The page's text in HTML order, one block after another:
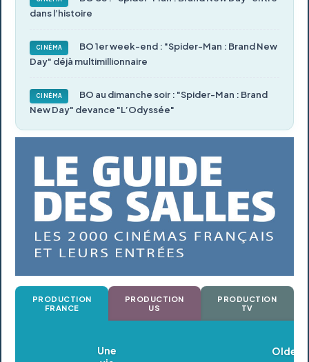
dans l’histoire
CINÉMA
BO 1er week-end : "Spider-Man : Brand New
Day" déjà multimillionnaire
CINÉMA
BO au dimanche soir : "Spider-Man : Brand
New Day" devance "L’Odyssée"
PRODUCTION
FRANCE
PRODUCTION
US
PRODUCTION
TV
Oldeupe